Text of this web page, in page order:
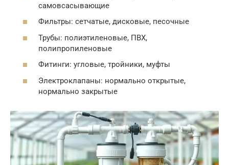
самовсасывающие
Фильтры: сетчатые, дисковые, песочные
Трубы: полиэтиленовые, ПВХ,
полипропиленовые
Фитинги: угловые, тройники, муфты
Электроклапаны: нормально открытые,
нормально закрытые